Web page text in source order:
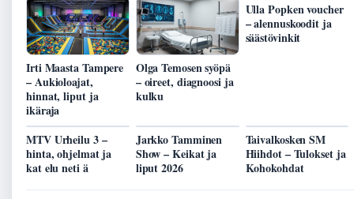
Irti Maasta Tampere
– Aukioloajat,
hinnat, liput ja
ikäraja
Olga Temosen syöpä
– oireet, diagnoosi ja
kulku
Ulla Popken voucher
– alennuskoodit ja
säästövinkit
MTV Urheilu 3 –
hinta, ohjelmat ja
kat elu neti ä
Jarkko Tamminen
Show – Keikat ja
liput 2026
Taivalkosken SM
Hiihdot – Tulokset ja
Kohokohdat